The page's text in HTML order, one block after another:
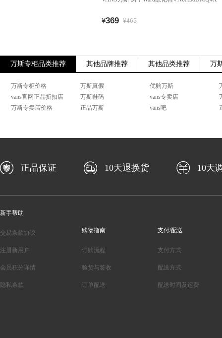
¥369 ¥465
万斯专柜品类推荐 其他品牌推荐 其他品类推荐 万
万斯专柜价格 万斯真假 优购万斯
vans官网正品折扣店
万斯鞋码 vans专卖店
万斯专卖店价格
正品万斯 vans吧
正品保证 10天退换货 10天
新手帮助
交易条款协议
注册新用户
会员积分详情
隐私条款
购物指南
订购流程
验货与签收
订单配送
支付/配送
支付方式
配送方式
配送时间及运费